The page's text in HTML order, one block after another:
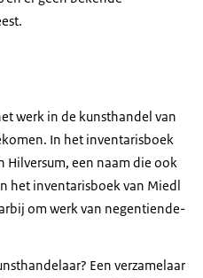
werk in de kunsthandel van
In het inventarisboek
Hilversum, een naam die ook
het inventarisboek van Miedl
om werk van negentiende-
Een verzamelaar